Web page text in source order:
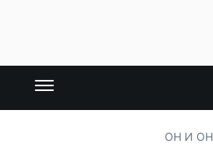
ОН И